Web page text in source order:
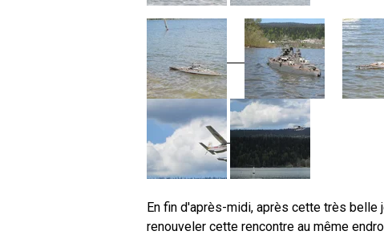
En fin d'après-midi, après cette très
renouveler cette rencontre au même